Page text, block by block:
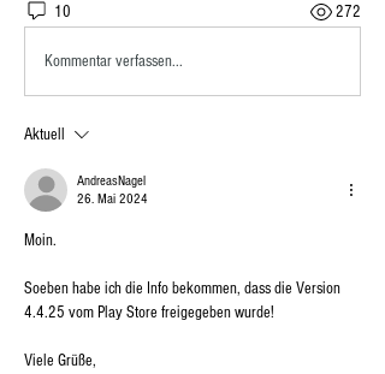
10 272
Kommentar verfassen...
Aktuell
AndreasNagel
26. Mai 2024
Moin.
Soeben habe ich die Info bekommen, dass die Version
4.4.25 vom Play Store freigegeben wurde!
Viele Grüße,